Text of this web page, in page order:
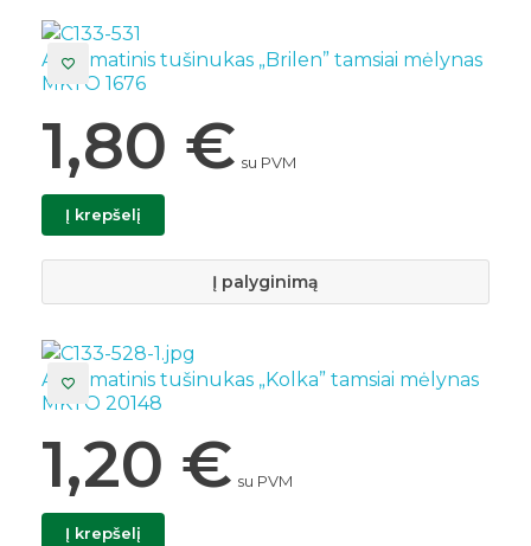
Automatinis tušinukas „Brilen” tamsiai mėlynas
MKTO 1676
1,80 € su PVM
Į krepšelį
Į palyginimą
Automatinis tušinukas „Kolka” tamsiai mėlynas
MKTO 20148
1,20 € su PVM
Į krepšelį